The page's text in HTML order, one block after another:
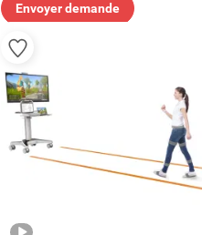
Envoyer demande